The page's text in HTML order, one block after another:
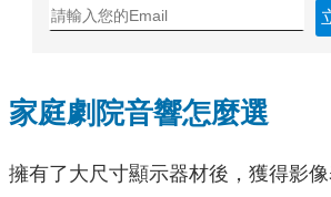
家庭劇院音響怎麼選
擁有了大尺寸顯示器材後，獲得影